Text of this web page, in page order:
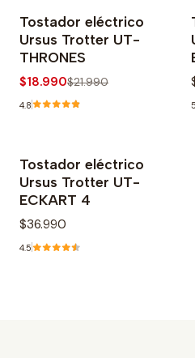
-14% OFF
Tostador eléctrico
Ursus Trotter UT-
THRONES
$18.990$21.990
4.8
Tostador eléctrico
Ursus Trotter UT-
ECKART 4
$36.990
4.5